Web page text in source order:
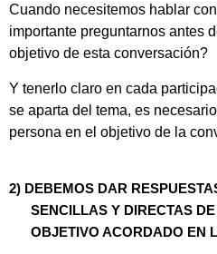
Cuando necesitemos hablar
importante preguntarnos antes
objetivo de esta conversación?
Y tenerlo claro en cada
se aparta del tema, es
persona en el objetivo de la
2) DEBEMOS DAR
SENCILLAS Y DIRECTAS
OBJETIVO ACORDADO EN